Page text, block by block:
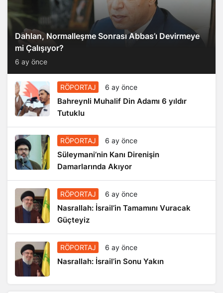
Dahlan, Normalleşme Sonrası Abbas’ı Devirmeye
mi Çalışıyor?
6 ay önce
RÖPORTAJ 6 ay önce
Bahreynli Muhalif Din Adamı 6 yıldır
Tutuklu
RÖPORTAJ 6 ay önce
Süleymani’nin Kanı Direnişin
Damarlarında Akıyor
RÖPORTAJ 6 ay önce
Nasrallah: İsrail’in Tamamını Vuracak
Güçteyiz
RÖPORTAJ 6 ay önce
Nasrallah: İsrail’in Sonu Yakın